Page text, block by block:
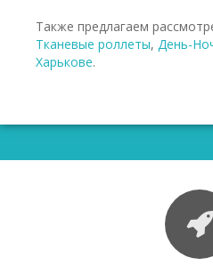
Также предлагаем
Тканевые роллеты, День-
Харькове.